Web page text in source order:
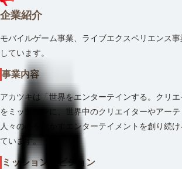
企業紹介
モバイルゲーム事業、ライブエクスペリエンス
しています。
事業内容
アカツキは「世界をエンターテインする。クリエ
をミッションに、世界中のクリエイターやアーテ
人々の心を動かすエンターテイメントを創り続
ています。
ミッション・ビジョン